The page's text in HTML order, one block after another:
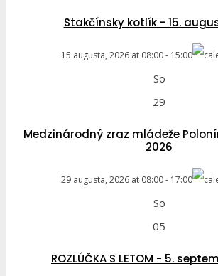
Stakčínsky kotlík - 15.
15 augusta, 2026 at 08:00- 15:00
So
29
Medzinárodný zraz mládeže
2026
29 augusta, 2026 at 08:00- 17:00
So
05
ROZLÚČKA S LETOM - 5.